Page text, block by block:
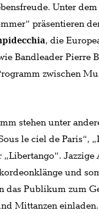
Unter dem
präsentieren
, die
Bandleader Pierre
zwischen
stehen unter
le ciel de Paris“,
„Libertango“. Jazzige
und
das Publikum zum
Mittanzen einladen.